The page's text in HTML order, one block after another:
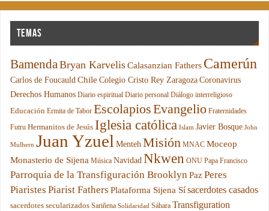
Temas
BamendaBryan KarvelisCalasanzian Fathers Camerún
Carlos de Foucauld Chile Colegio Cristo Rey Zaragoza Coronavirus
Derechos Humanos Diario espiritual Diario personal Diálogo interreligioso
Educación Ermita de Tabor EscolapiosEvangelio Fraternidades
Futru Hermanitos de Jesús Iglesia católica Islam Javier Bosque John
Mulhern Juan Yzuel Menteh Misión MNAC Moceop
Monasterio de Sijena Música Navidad Nkwen ONU Papa Francisco
Parroquia de la Transfiguración Brooklyn Paz Peres
Piaristes Piarist Fathers Plataforma Sijena Sí sacerdotes casados
sacerdotes secularizados Sariñena Solidaridad Sáhara Transfiguration